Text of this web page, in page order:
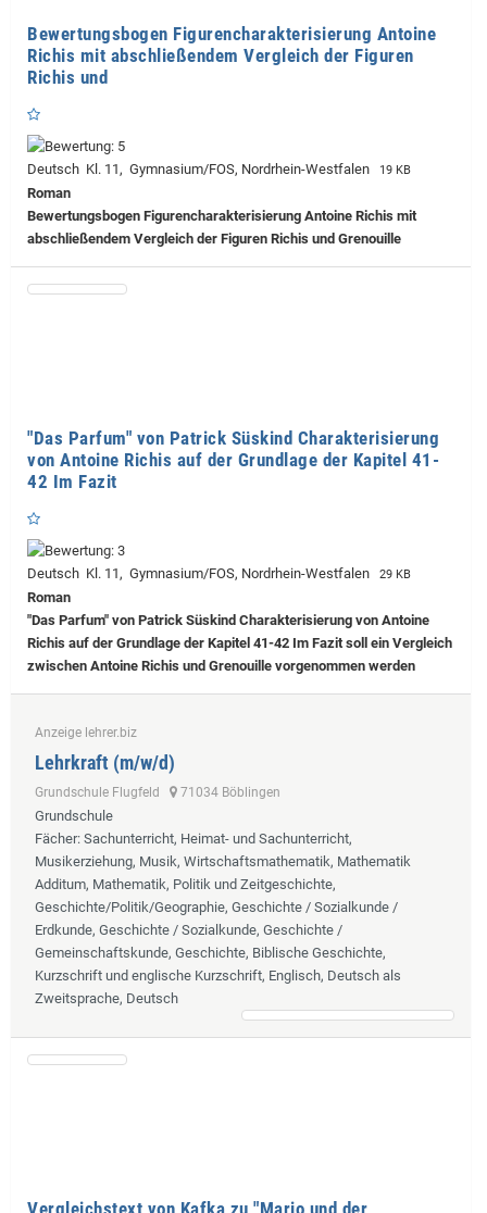
Bewertungsbogen Figurencharakterisierung Antoine
Richis mit abschließendem Vergleich der Figuren
Richis und
Deutsch Kl. 11, Gymnasium/FOS, Nordrhein-Westfalen 19 KB
Roman
Bewertungsbogen Figurencharakterisierung Antoine Richis mit
abschließendem Vergleich der Figuren Richis und Grenouille
"Das Parfum" von Patrick Süskind Charakterisierung
von Antoine Richis auf der Grundlage der Kapitel 41-
42 Im Fazit
Deutsch Kl. 11, Gymnasium/FOS, Nordrhein-Westfalen 29 KB
Roman
"Das Parfum" von Patrick Süskind Charakterisierung von Antoine
Richis auf der Grundlage der Kapitel 41-42 Im Fazit soll ein Vergleich
zwischen Antoine Richis und Grenouille vorgenommen werden
Anzeige lehrer.biz
Lehrkraft (m/w/d)
Grundschule Flugfeld 71034 Böblingen
Grundschule
Fächer: Sachunterricht, Heimat- und Sachunterricht,
Musikerziehung, Musik, Wirtschaftsmathematik, Mathematik
Additum, Mathematik, Politik und Zeitgeschichte,
Geschichte/Politik/Geographie, Geschichte / Sozialkunde /
Erdkunde, Geschichte / Sozialkunde, Geschichte /
Gemeinschaftskunde, Geschichte, Biblische Geschichte,
Kurzschrift und englische Kurzschrift, Englisch, Deutsch als
Zweitsprache, Deutsch
Vergleichstext von Kafka zu "Mario und der